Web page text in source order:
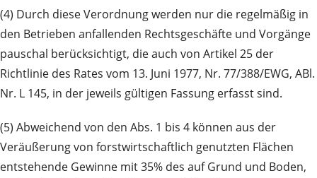
(4) Durch diese Verordnung werden nur die regelmäßig in
den Betrieben anfallenden Rechtsgeschäfte und Vorgänge
pauschal berücksichtigt, die auch von Artikel 25 der
Richtlinie des Rates vom 13. Juni 1977, Nr. 77/388/EWG, ABl.
Nr. L 145, in der jeweils gültigen Fassung erfasst sind.
(5) Abweichend von den Abs. 1 bis 4 können aus der
Veräußerung von forstwirtschaftlich genutzten Flächen
entstehende Gewinne mit 35% des auf Grund und Boden,